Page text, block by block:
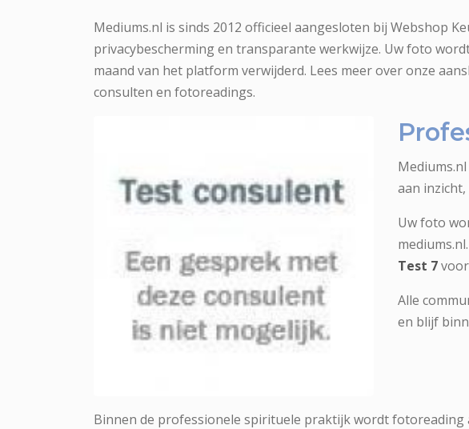
Mediums.nl is sinds 2012 officieel aangesloten bij Webshop
privacybescherming en transparante werkwijze. Uw foto
maand van het platform verwijderd. Lees meer over onze
consulten en fotoreadings.
aan
Uw foto
Test 7
Alle
en blijf
Binnen de professionele spirituele praktijk wordt